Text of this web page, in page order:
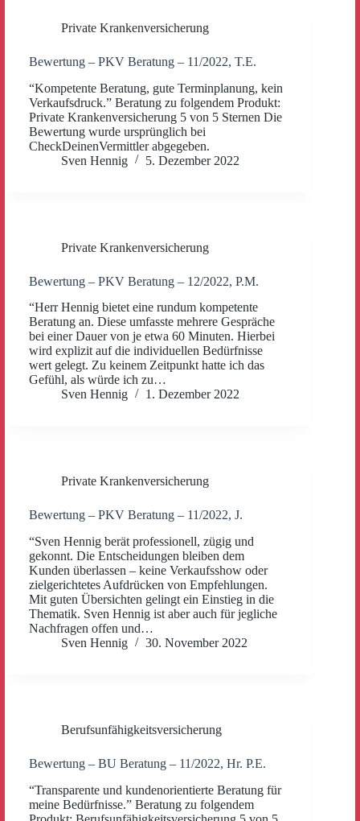
Private Krankenversicherung
Bewertung – PKV Beratung – 11/2022, T.E.
“Kompetente Beratung, gute Terminplanung, kein
Verkaufsdruck.” Beratung zu folgendem Produkt:
Private Krankenversicherung 5 von 5 Sternen Die
Bewertung wurde ursprünglich bei
CheckDeinenVermittler abgegeben.
Sven Hennig
5. Dezember 2022
Private Krankenversicherung
Bewertung – PKV Beratung – 12/2022, P.M.
“Herr Hennig bietet eine rundum kompetente
Beratung an. Diese umfasste mehrere Gespräche
bei einer Dauer von je etwa 60 Minuten. Hierbei
wird explizit auf die individuellen Bedürfnisse
wert gelegt. Zu keinem Zeitpunkt hatte ich das
Gefühl, als würde ich zu…
Sven Hennig
1. Dezember 2022
Private Krankenversicherung
Bewertung – PKV Beratung – 11/2022, J.
“Sven Hennig berät professionell, zügig und
gekonnt. Die Entscheidungen bleiben dem
Kunden überlassen – keine Verkaufsshow oder
zielgerichtetes Aufdrücken von Empfehlungen.
Mit guten Übersichten gelingt ein Einstieg in die
Thematik. Sven Hennig ist aber auch für jegliche
Nachfragen offen und…
Sven Hennig
30. November 2022
Berufsunfähigkeitsversicherung
Bewertung – BU Beratung – 11/2022, Hr. P.E.
“Transparente und kundenorientierte Beratung für
meine Bedürfnisse.” Beratung zu folgendem